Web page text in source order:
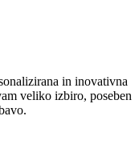
in inovativna
veliko izbiro, poseben